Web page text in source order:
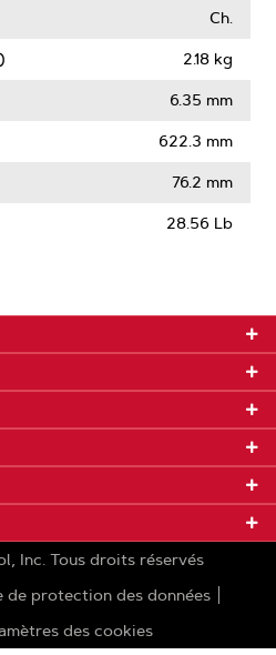
Ch.
2.18 kg
6.35 mm
622.3 mm
76.2 mm
28.56 Lb
Inc. Tous droits réservés
de protection des données
des cookies